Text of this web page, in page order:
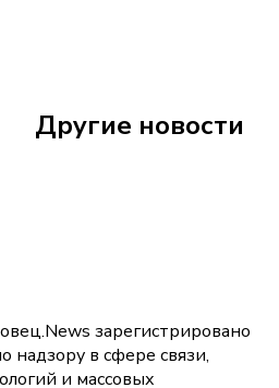
Другие новости
России
зарегистрировано
надзору в сфере связи,
и массовых